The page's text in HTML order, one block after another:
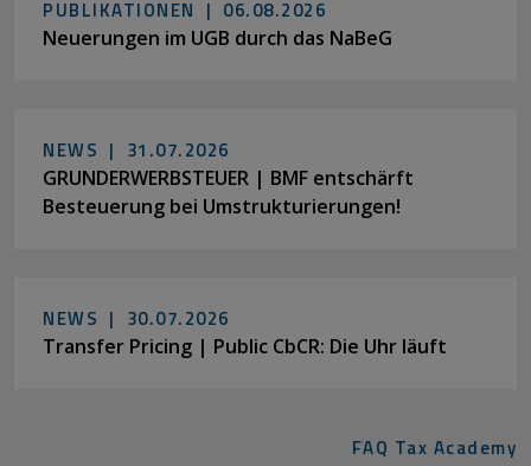
PUBLIKATIONEN | 06.08.2026
Neuerungen im UGB durch das NaBeG
NEWS | 31.07.2026
GRUNDERWERBSTEUER | BMF entschärft
Besteuerung bei Umstrukturierungen!
NEWS | 30.07.2026
Transfer Pricing | Public CbCR: Die Uhr läuft
FAQ Tax Academy